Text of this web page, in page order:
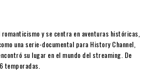
y se centra en aventuras históricas,
una serie-documental para History Channel,
su lugar en el mundo del streaming. De
temporadas.